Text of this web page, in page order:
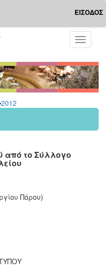
ΕΙΣΟΔΟΣ
Toggle
2012
από το Σύλλογο
Πόρου)